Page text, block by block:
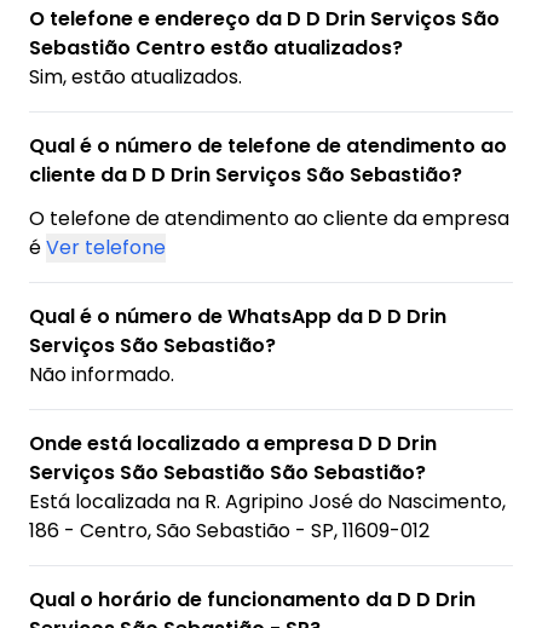
O telefone e endereço da D D Drin Serviços São
Sebastião Centro estão atualizados?
Sim, estão atualizados.
Qual é o número de telefone de atendimento ao
cliente da D D Drin Serviços São Sebastião?
O telefone de atendimento ao cliente da empresa
éVer telefone
Qual é o número de WhatsApp da D D Drin
Serviços São Sebastião?
Não informado.
Onde está localizado a empresa D D Drin
Serviços São Sebastião São Sebastião?
Está localizada na R. Agripino José do Nascimento,
186 - Centro, São Sebastião - SP, 11609-012
Qual o horário de funcionamento da D D Drin